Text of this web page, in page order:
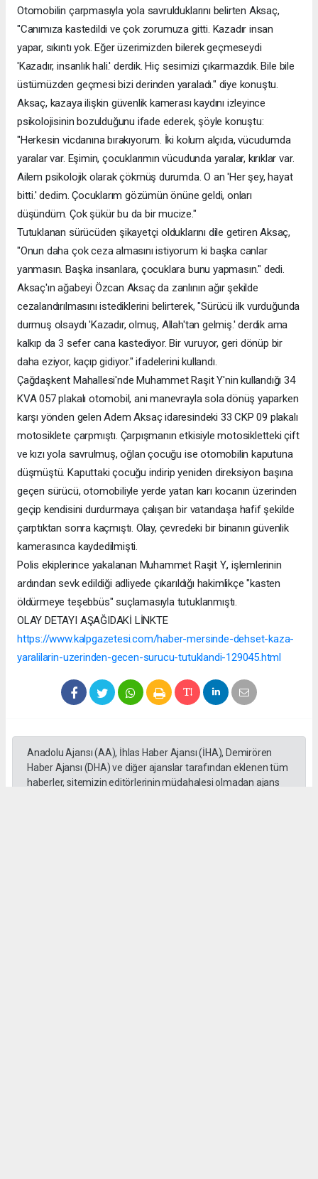
Otomobilin çarpmasıyla yola savrulduklarını belirten Aksaç,
"Canımıza kastedildi ve çok zorumuza gitti. Kazadır insan
yapar, sıkıntı yok. Eğer üzerimizden bilerek geçmeseydi
'Kazadır, insanlık hali.' derdik. Hiç sesimizi çıkarmazdık. Bile bile
üstümüzden geçmesi bizi derinden yaraladı." diye konuştu.
Aksaç, kazaya ilişkin güvenlik kamerası kaydını izleyince
psikolojisinin bozulduğunu ifade ederek, şöyle konuştu:
"Herkesin vicdanına bırakıyorum. İki kolum alçıda, vücudumda
yaralar var. Eşimin, çocuklarımın vücudunda yaralar, kırıklar var.
Ailem psikolojik olarak çökmüş durumda. O an 'Her şey, hayat
bitti.' dedim. Çocuklarım gözümün önüne geldi, onları
düşündüm. Çok şükür bu da bir mucize."
Tutuklanan sürücüden şikayetçi olduklarını dile getiren Aksaç,
"Onun daha çok ceza almasını istiyorum ki başka canlar
yanmasın. Başka insanlara, çocuklara bunu yapmasın." dedi.
Aksaç'ın ağabeyi Özcan Aksaç da zanlının ağır şekilde
cezalandırılmasını istediklerini belirterek, "Sürücü ilk vurduğunda
durmuş olsaydı 'Kazadır, olmuş, Allah'tan gelmiş.' derdik ama
kalkıp da 3 sefer cana kastediyor. Bir vuruyor, geri dönüp bir
daha eziyor, kaçıp gidiyor." ifadelerini kullandı.
Çağdaşkent Mahallesi'nde Muhammet Raşit Y'nin kullandığı 34
KVA 057 plakalı otomobil, ani manevrayla sola dönüş yaparken
karşı yönden gelen Adem Aksaç idaresindeki 33 CKP 09 plakalı
motosiklete çarpmıştı. Çarpışmanın etkisiyle motosikletteki çift
ve kızı yola savrulmuş, oğlan çocuğu ise otomobilin kaputuna
düşmüştü. Kaputtaki çocuğu indirip yeniden direksiyon başına
geçen sürücü, otomobiliyle yerde yatan karı kocanın üzerinden
geçip kendisini durdurmaya çalışan bir vatandaşa hafif şekilde
çarptıktan sonra kaçmıştı. Olay, çevredeki bir binanın güvenlik
kamerasınca kaydedilmişti.
Polis ekiplerince yakalanan Muhammet Raşit Y., işlemlerinin
ardından sevk edildiği adliyede çıkarıldığı hakimlikçe "kasten
öldürmeye teşebbüs" suçlamasıyla tutuklanmıştı.
OLAY DETAYI AŞAĞIDAKİ LİNKTE
https://www.kalpgazetesi.com/haber-mersinde-dehset-kaza-
yaralilarin-uzerinden-gecen-surucu-tutuklandi-129045.html
Anadolu Ajansı (AA), İhlas Haber Ajansı (İHA), Demirören
Haber Ajansı (DHA) ve diğer ajanslar tarafından eklenen tüm
haberler, sitemizin editörlerinin müdahalesi olmadan ajans